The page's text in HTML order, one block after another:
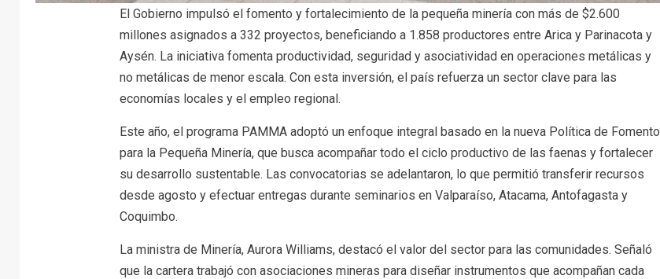
El Gobierno impulsó el fomento y fortalecimiento de la pequeña minería con más de $2.600
millones asignados a 332 proyectos, beneficiando a 1.858 productores entre Arica y Parinacota y
Aysén. La iniciativa fomenta productividad, seguridad y asociatividad en operaciones metálicas y
no metálicas de menor escala. Con esta inversión, el país refuerza un sector clave para las
economías locales y el empleo regional.
Este año, el programa PAMMA adoptó un enfoque integral basado en la nueva Política de Fomento
para la Pequeña Minería, que busca acompañar todo el ciclo productivo de las faenas y fortalecer
su desarrollo sustentable. Las convocatorias se adelantaron, lo que permitió transferir recursos
desde agosto y efectuar entregas durante seminarios en Valparaíso, Atacama, Antofagasta y
Coquimbo.
La ministra de Minería, Aurora Williams, destacó el valor del sector para las comunidades. Señaló
que la cartera trabajó con asociaciones mineras para diseñar instrumentos que acompañan cada